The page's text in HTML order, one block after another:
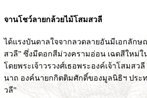
จานโชว์ลายกล้วยไม้โสมสวลี
ได้แรงบันดาลใจจากลวดลายอันมีเอกลักษ
สวลี” ซึ่งมีดอกสีม่วงครามอ่อน เฉดสีใหม่ใ
โดยพระเจ้าวรวงศ์เธอพระองค์เจ้าโสมส
นาถ องค์นายกกิตติมศักดิ์ของมูลนิธิฯ ประ
วลี”